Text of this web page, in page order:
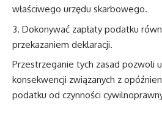
właściwego urzędu skarbowego.
Dokonywać zapłaty podatku
przekazaniem deklaracji.
Przestrzeganie tych zasad pozwoli
konsekwencji związanych z
podatku od czynności